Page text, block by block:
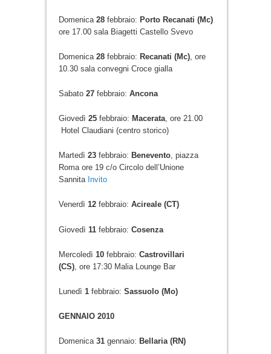
Domenica 28febbraio: Porto Recanati (Mc)
ore 17.00 sala Biagetti Castello Svevo
Domenica 28febbraio: Recanati (Mc), ore
10.30 sala convegni Croce gialla
Sabato 27febbraio: Ancona
Giovedì 25febbraio: Macerata, ore 21.00
Hotel Claudiani (centro storico)
Martedì 23febbraio: Benevento, piazza
Roma ore 19 c/o Circolo dell’Unione
Sannita Invito
Venerdì 12febbraio: Acireale (CT)
Giovedì 11febbraio: Cosenza
Mercoledì 10febbraio: Castrovillari
(CS), ore 17:30 Malia Lounge Bar
Lunedì 1febbraio: Sassuolo (Mo)
GENNAIO 2010
Domenica 31gennaio: Bellaria (RN)